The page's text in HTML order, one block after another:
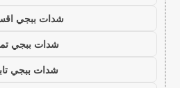
شدات ببجي
شدات ببجي
شدات ببجي